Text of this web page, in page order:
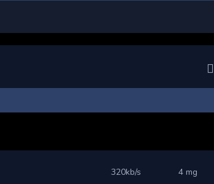
320kb/s 4 mg